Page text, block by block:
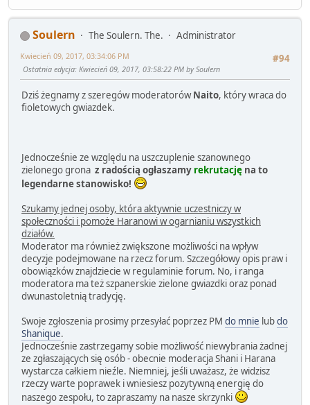
Soulern The Soulern. The.
Administrator
#94
Kwiecień 09, 2017, 03:34:06 PM
Ostatnia edycja: Kwiecień 09, 2017, 03:58:22 PM by Soulern
Dziś żegnamy z szeregów moderatorówNaito, który wraca do
fioletowych gwiazdek.
Jednocześnie ze względu na uszczuplenie szanownego
zielonego grona z radością ogłaszamy rekrutację na to
legendarne stanowisko!
Szukamy jednej osoby, która aktywnie uczestniczy w
społeczności i pomoże Haranowi w ogarnianiu wszystkich
działów.
Moderator ma również zwiększone możliwości na wpływ
decyzje podejmowane na rzecz forum. Szczegółowy opis praw i
obowiązków znajdziecie w regulaminie forum. No, i ranga
moderatora ma też szpanerskie zielone gwiazdki oraz ponad
dwunastoletnią tradycję.
Swoje zgłoszenia prosimy przesyłać poprzez PM do mnie lubdo
Shanique.
Jednocześnie zastrzegamy sobie możliwość niewybrania żadnej
ze zgłaszających się osób - obecnie moderacja Shani i Harana
wystarcza całkiem nieźle. Niemniej, jeśli uważasz, że widzisz
rzeczy warte poprawek i wniesiesz pozytywną energię do
naszego zespołu, to zapraszamy na nasze skrzynki